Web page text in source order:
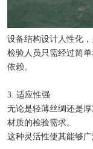
设备结构设计人性化
检验人员只需经过简
依赖。
3. 适应性强
无论是轻薄丝绸还是
材质的检验需求。
这种灵活性使其能够